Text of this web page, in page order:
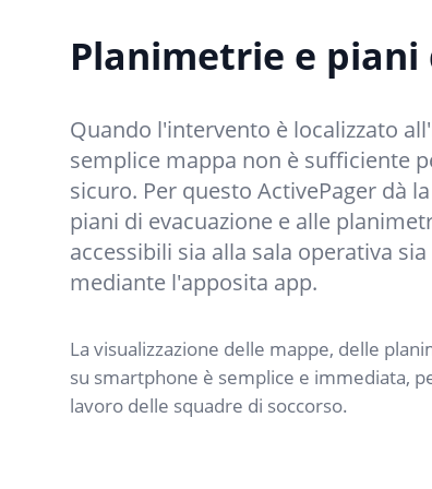
Planimetrie e piani
Quando l'intervento è localizzato
semplice mappa non è sufficiente
sicuro. Per questo ActivePager dà
piani di evacuazione e alle
accessibili sia alla sala operativa
mediante l'apposita app.
La visualizzazione delle mappe, delle
su smartphone è semplice e immediata,
lavoro delle squadre di soccorso.